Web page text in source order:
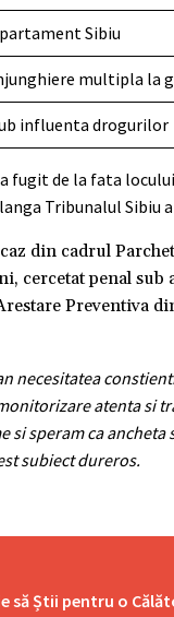
Sibiu
multipla la
influenta drogurilor
de la fata
Tribunalul Sibiu
din cadrul
cercetat penal
Preventiva
necesitatea
atenta si
speram ca
subiect dureros.
să Știi pentru o